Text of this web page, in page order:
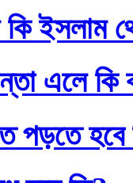
কি ইসলাম
এলে কি
পড়তে হবে